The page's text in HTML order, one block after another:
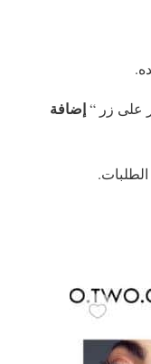
على زر “إضافة